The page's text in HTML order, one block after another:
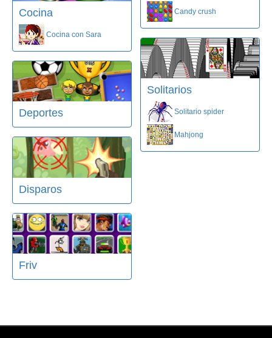
Cocina
Cocina con Sara
Deportes
Disparos
Friv
Candy crush
Solitarios
Solitario spider
Mahjong